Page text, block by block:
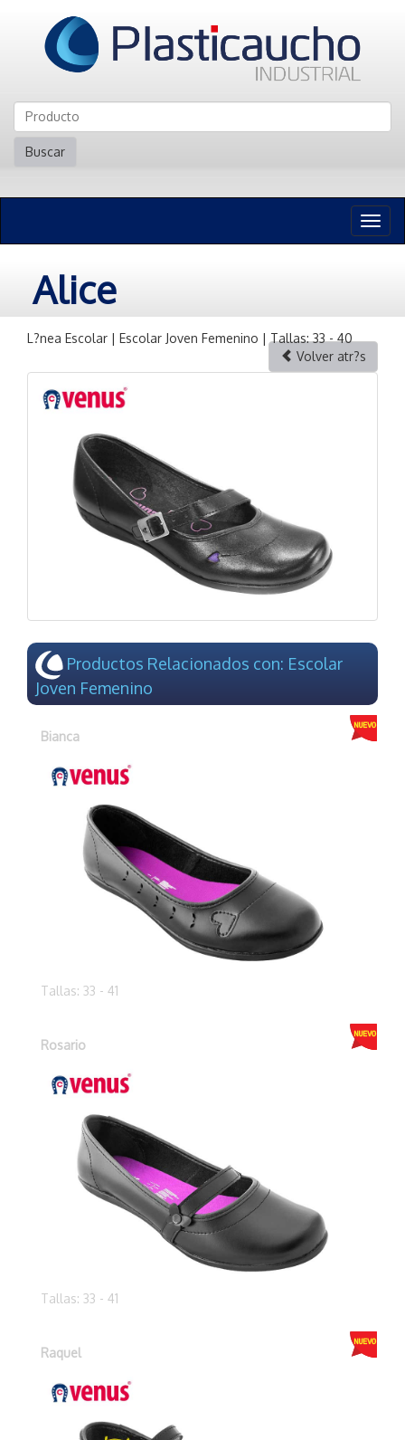
Buscar
n
Alice
L?nea Escolar | Escolar Joven Femenino | Tallas: 33 - 40
Volver atr?s
Productos Relacionados con: Escolar
Joven Femenino
Bianca
Tallas: 33 - 41
Rosario
Tallas: 33 - 41
Raquel